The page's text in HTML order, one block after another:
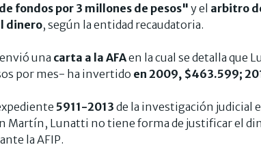
fondos por 3 millones de pesos" y el arbitro
dinero, según la entidad recaudatoria.
una carta a la AFAen la cual se detalla que
por mes- ha invertido en 2009, $463.599;
5911-2013 de la investigación judicial
Martín, Lunatti no tiene forma de justificar el
la AFIP.